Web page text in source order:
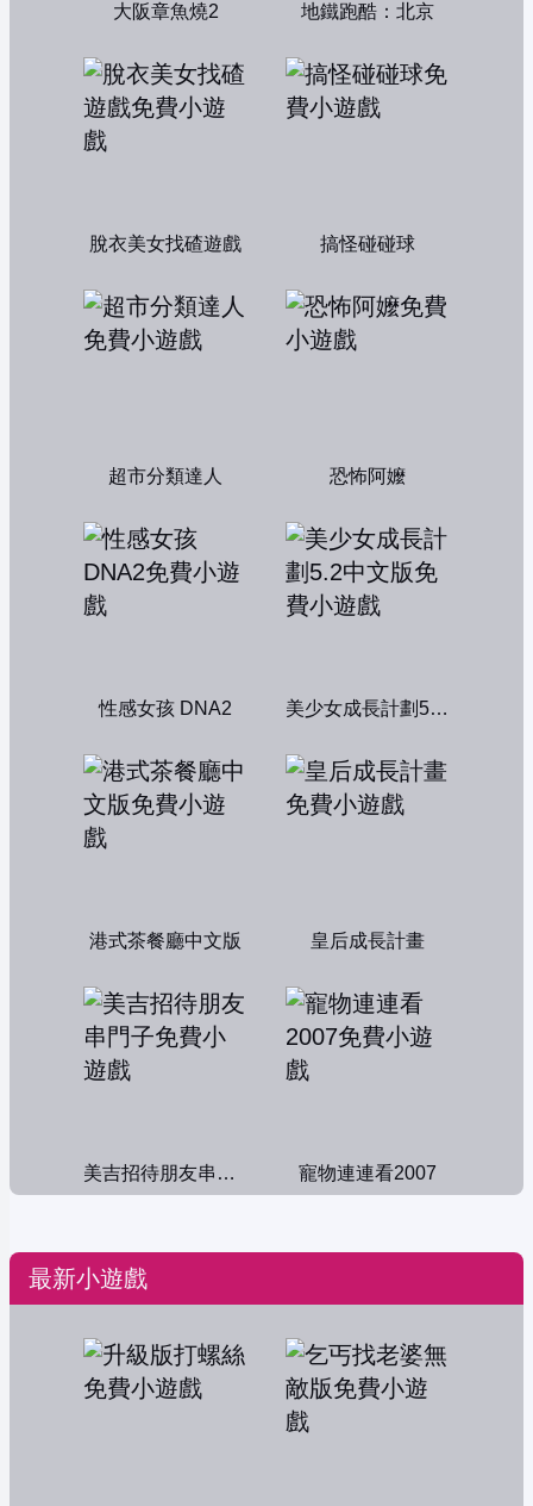
大阪章魚燒2 地鐵跑酷：北京
脫衣美女找碴遊戲 搞怪碰碰球
超市分類達人 恐怖阿嬤
性感女孩 DNA2 美少女成長計劃5.2中文版
港式茶餐廳中文版 皇后成長計畫
美吉招待朋友串門子 寵物連連看2007
最新小遊戲